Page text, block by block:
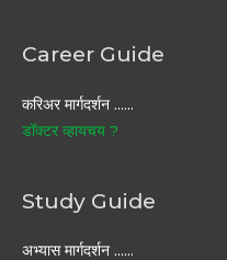
Career Guide
करिअर मार्गदर्शन ……
डॉक्टर व्हायचय ?
Study Guide
अभ्यास मार्गदर्शन ……